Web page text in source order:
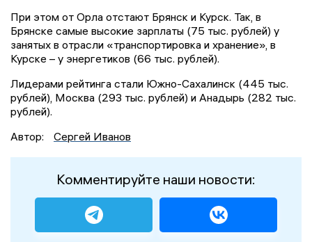
При этом от Орла отстают Брянск и Курск. Так, в
Брянске самые высокие зарплаты (75 тыс. рублей) у
занятых в отрасли «транспортировка и хранение», в
Курске – у энергетиков (66 тыс. рублей).
Лидерами рейтинга стали Южно-Сахалинск (445 тыс.
рублей), Москва (293 тыс. рублей) и Анадырь (282 тыс.
рублей).
Автор:
Сергей Иванов
Комментируйте наши новости: